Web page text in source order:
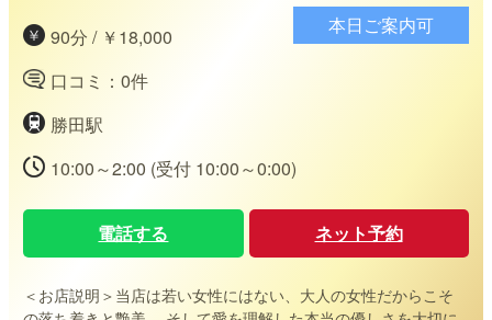
90分 / ￥18,000
口コミ：0件
勝田駅
10:00～2:00 (受付 10:00～0:00)
本日ご案内可
電話する ネット予約
＜お店説明＞ 当店は若い女性にはない、大人の女性だからこそ